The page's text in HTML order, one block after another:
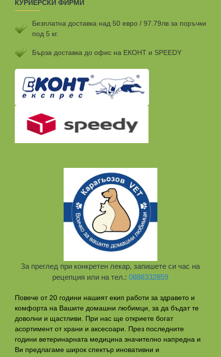
КУРИЕРСКИ ФИРМИ
Безплатна доставка над 50 евро / 97.79лв за поръчки
под 5 кг.
Бързa доставка до офис на ЕКОНТ и SPEEDY
За преглед при конкретен лекар, запишете си час на
рецепция или на тел.:0888332859
Повече от 20 години нашият екип работи за здравето и
комфорта на Вашите домашни любимци, за да бъдат те
доволни и щастливи. При нас ще откриете богат
асортимент от храни и аксесоари. През последните
години ветеринарната медицина значително напредна и
Ви предлагаме широк спектър иновативни и